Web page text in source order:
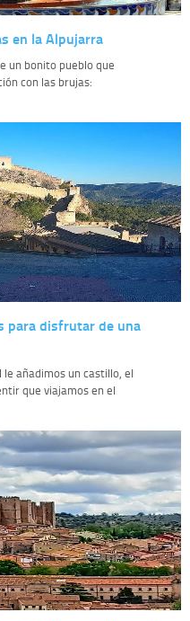
en la Alpujarra
un bonito pueblo que
con las brujas:
para disfrutar de una
añadimos un castillo, el
que viajamos en el